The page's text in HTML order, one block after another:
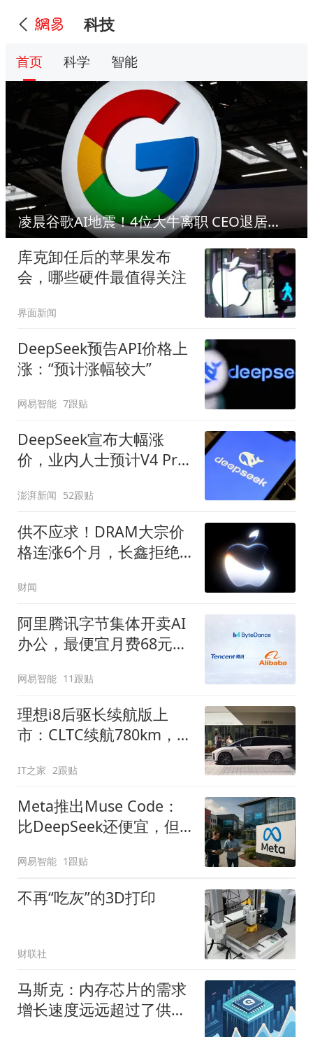
科技
首页 科学 智能
凌晨谷歌AI地震！4位大牛离职 CEO退居二线
库克卸任后的苹果发布
会，哪些硬件最值得关注
界面新闻
DeepSeek预告API价格上
涨：“预计涨幅较大”
网易智能 7跟贴
DeepSeek宣布大幅涨
价，业内人士预计V4 Pro
澎湃新闻 52跟贴
供不应求！DRAM大宗价
格连涨6个月，长鑫拒绝
财闻
阿里腾讯字节集体开卖AI
办公，最便宜月费68元，
网易智能 11跟贴
理想i8后驱长续航版上
市：CLTC续航780km，售
IT之家 2跟贴
Meta推出Muse Code：
比DeepSeek还便宜，但
网易智能 1跟贴
不再“吃灰”的3D打印
财联社
马斯克：内存芯片的需求
增长速度远远超过了供应